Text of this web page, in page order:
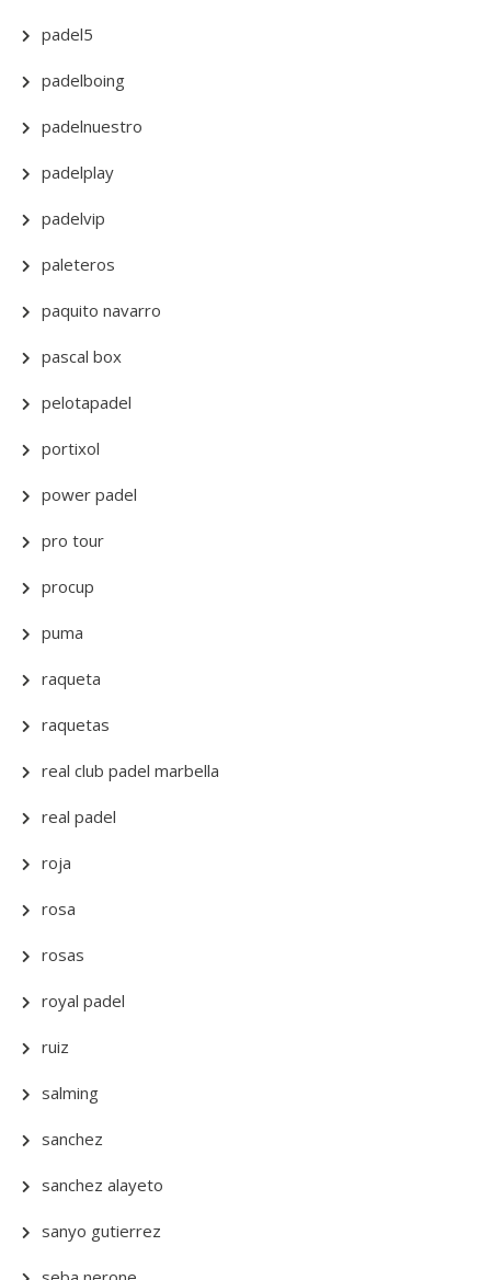
padel5
padelboing
padelnuestro
padelplay
padelvip
paleteros
paquito navarro
pascal box
pelotapadel
portixol
power padel
pro tour
procup
puma
raqueta
raquetas
real club padel marbella
real padel
roja
rosa
rosas
royal padel
ruiz
salming
sanchez
sanchez alayeto
sanyo gutierrez